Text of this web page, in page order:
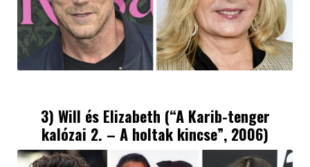
3) Will és Elizabeth (“A Karib-tenger
kalózai 2. – A holtak kincse”, 2006)